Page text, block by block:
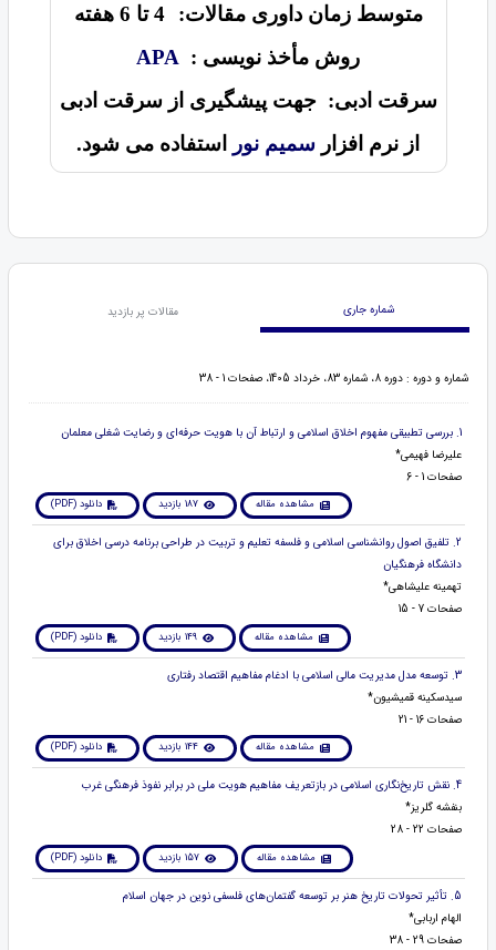
متوسط زمان داوری مقالات:
4 تا 6 هفته
روش مأخذ نویسی : APA
سرقت ادبی: جهت پیشگیری از سرقت ادبی
از نرم افزار سمیم نور استفاده می شود.
شماره جاری مقالات پر بازدید
شماره و دوره : دوره 8، شماره 83، خرداد 1405، صفحات 1 - 38
1. بررسی تطبیقی مفهوم اخلاق اسلامی و ارتباط آن با هویت حرفه‌ای و رضایت شغلی معلمان
علیرضا فهیمی*
صفحات 1 - 6
مشاهده مقاله 187 بازدید دانلود (PDF)
2. تلفیق اصول روانشناسی اسلامی و فلسفه تعلیم و تربیت در طراحی برنامه درسی اخلاق برای
دانشگاه فرهنگیان
تهمینه علیشاهی*
صفحات 7 - 15
مشاهده مقاله 149 بازدید دانلود (PDF)
3. توسعه مدل مدیریت مالی اسلامی با ادغام مفاهیم اقتصاد رفتاری
سیدسکینه قمیشیون*
صفحات 16 - 21
مشاهده مقاله 144 بازدید دانلود (PDF)
4. نقش تاریخ‌نگاری اسلامی در بازتعریف مفاهیم هویت ملی در برابر نفوذ فرهنگی غرب
بنفشه گلریز*
صفحات 22 - 28
مشاهده مقاله 157 بازدید دانلود (PDF)
5. تأثیر تحولات تاریخ هنر بر توسعه گفتمان‌های فلسفی نوین در جهان اسلام
الهام اربابی*
صفحات 29 - 38